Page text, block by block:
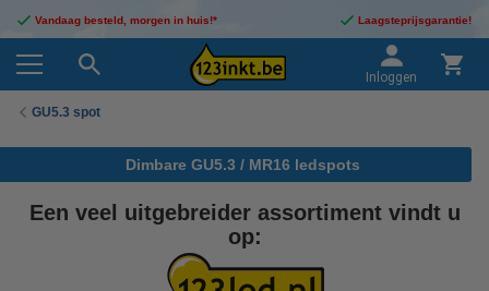
Vandaag besteld, morgen in huis!* Laagsteprijsgarantie!
Inloggen
GU5.3 spot
Dimbare GU5.3 / MR16 ledspots
Een veel uitgebreider assortiment vindt u
op: